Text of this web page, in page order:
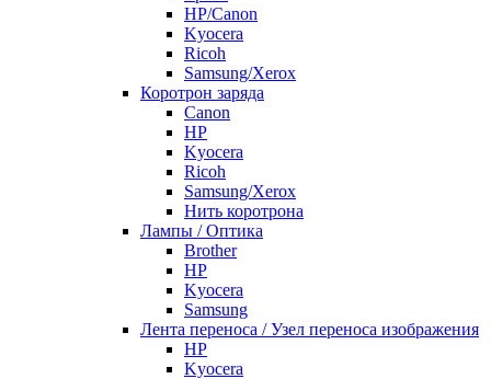
HP/Canon
Kyocera
Ricoh
Samsung/Xerox
Коротрон заряда
Canon
HP
Kyocera
Ricoh
Samsung/Xerox
Нить коротрона
Лампы / Оптика
Brother
HP
Kyocera
Samsung
Лента переноса / Узел переноса изображения
HP
Kyocera